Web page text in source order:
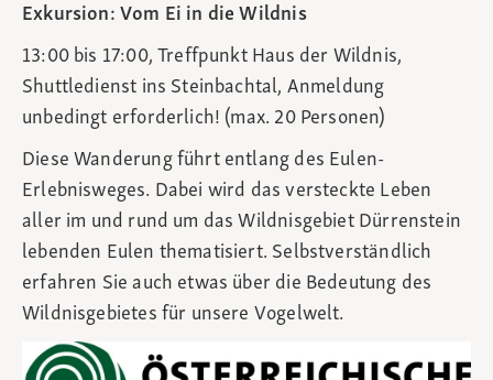
Exkursion: Vom Ei in die Wildnis
13:00 bis 17:00, Treffpunkt Haus der Wildnis,
Shuttledienst ins Steinbachtal, Anmeldung
unbedingt erforderlich! (max. 20 Personen)
Diese Wanderung führt entlang des Eulen-
Erlebnisweges. Dabei wird das versteckte Leben
aller im und rund um das Wildnisgebiet Dürrenstein
lebenden Eulen thematisiert. Selbstverständlich
erfahren Sie auch etwas über die Bedeutung des
Wildnisgebietes für unsere Vogelwelt.